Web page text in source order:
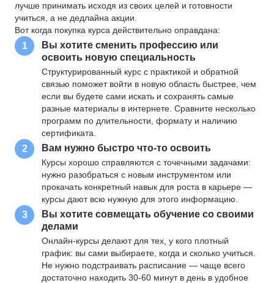
лучше принимать исходя из своих целей и готовности
учиться, а не дедлайна акции.
Вот когда покупка курса действительно оправдана:
1
Вы хотите сменить профессию или
освоить новую специальность
Структурированный курс с практикой и обратной
связью поможет войти в новую область быстрее, чем
если вы будете сами искать и сохранять самые
разные материалы в интернете. Сравните несколько
программ по длительности, формату и наличию
сертификата.
2 Вам нужно быстро что-то освоить
Курсы хорошо справляются с точечными задачами:
нужно разобраться с новым инструментом или
прокачать конкретный навык для роста в карьере —
курсы дают всю нужную для этого информацию.
3
Вы хотите совмещать обучение со своими
делами
Онлайн-курсы делают для тех, у кого плотный
график: вы сами выбираете, когда и сколько учиться.
Не нужно подстраивать расписание — чаще всего
достаточно находить 30-60 минут в день в удобное